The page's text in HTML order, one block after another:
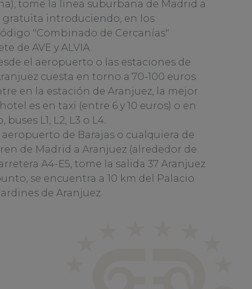
tome la línea suburbana de Madrid a
gratuita introduciendo, en los
"Combinado de Cercanías"
de AVE y ALVIA.
el aeropuerto o las estaciones de
cuesta en torno a 70-100 euros.
en la estación de Aranjuez, la mejor
es en taxi (entre 6 y 10 euros) o en
L1, L2, L3 o L4.
aeropuerto de Barajas o cualquiera de
de Madrid a Aranjuez (alrededor de
A4-E5, tome la salida 37 Aranjuez
se encuentra a 10 km del Palacio
de Aranjuez.